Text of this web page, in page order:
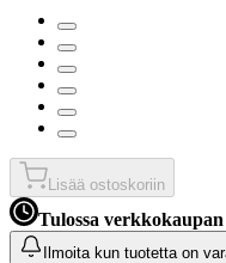
Lisää ostoskoriin
Tulossa
Ilmoita kun tuotetta on